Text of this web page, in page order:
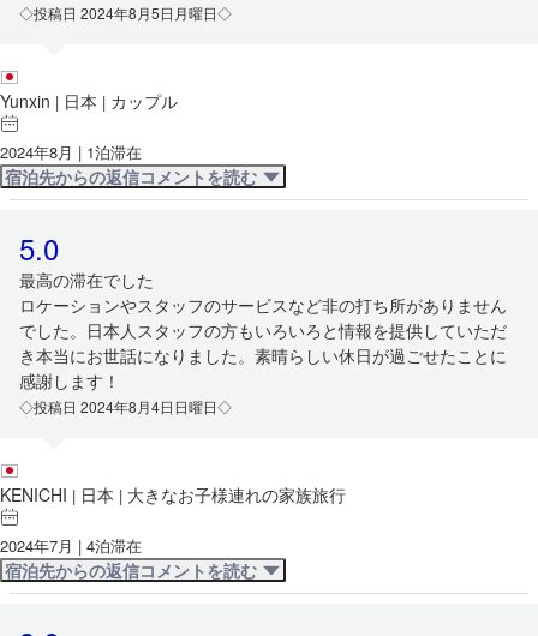
◇投稿日 2024年8月5日月曜日◇
Yunxin | 日本 | カップル
2024年8月 | 1泊滞在
宿泊先からの返信コメントを読む
5.0
最高の滞在でした
ロケーションやスタッフのサービスなど非の打ち所がありません
でした。日本人スタッフの方もいろいろと情報を提供していただ
き本当にお世話になりました。素晴らしい休日が過ごせたことに
感謝します！
◇投稿日 2024年8月4日日曜日◇
KENICHI | 日本 | 大きなお子様連れの家族旅行
2024年7月 | 4泊滞在
宿泊先からの返信コメントを読む